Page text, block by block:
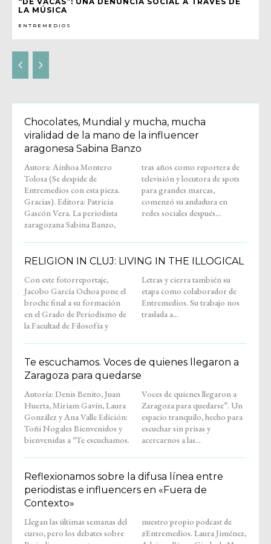
LA MÚSICA
ENTREMEDIOS
Chocolates, Mundial y mucha, mucha
viralidad de la mano de la influencer
aragonesa Sabina Banzo
Autora: Ainhoa Montero
Tolosa (Se despide de
Entremedios con esta pieza.
Gracias). Editora: Patricia
Gascón Vera. La periodista
zaragozana Sabina Banzo,
tras años como reportera de
televisión y locutora de spots
para grandes marcas,
comenzó su andadura en
redes sociales después...
RELIGION IN CLUJ: LIVING IN THE ILLOGICAL
Con este fotorreportaje,
Jacobo García Ochoa pone el
broche final a su formación
en el Grado de Periodismo de
la Facultad de Filosofía y
Letras y cierra también su
etapa como colaborador de
Entremedios. Su trabajo nos
traslada a...
Te escuchamos. Voces de quienes llegaron a
Zaragoza para quedarse
Autoría: Denis Benito, Juan
Huerta, Miriam Gavín, Laura
González y Ana Valle Edición:
Toñi Nogales Bienvenidos y
bienvenidas a “Te escuchamos.
Voces de quienes llegaron a
Zaragoza para quedarse”. Un
espacio tranquilo, hecho para
escuchar sin prisas y
acercarnos a las...
Reflexionamos sobre la difusa línea entre
periodistas e influencers en «Fuera de
Contexto»
Llegan las últimas semanas del
curso, pero los debates sobre
nuestro propio podcast de
#Entremedios. Laura Jiménez,